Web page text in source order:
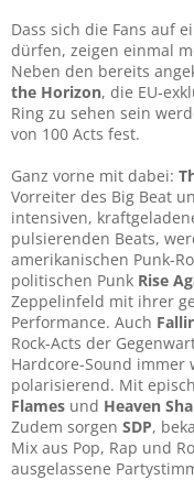
Dass sich die Fans auf
dürfen, zeigen einmal
Neben den bereits
the Horizon, die EU-
Ring zu sehen sein
von 100 Acts fest.
Ganz vorne mit dabei:
Vorreiter des Big Beat
intensiven,
pulsierenden Beats,
amerikanischen Punk-
politischen Punk Rise
Zeppelinfeld mit ihrer
Performance. Auch
Rock-Acts der
Hardcore-Sound
polarisierend. Mit
Flames und Heaven
Zudem sorgen SDP,
Mix aus Pop, Rap und
ausgelassene